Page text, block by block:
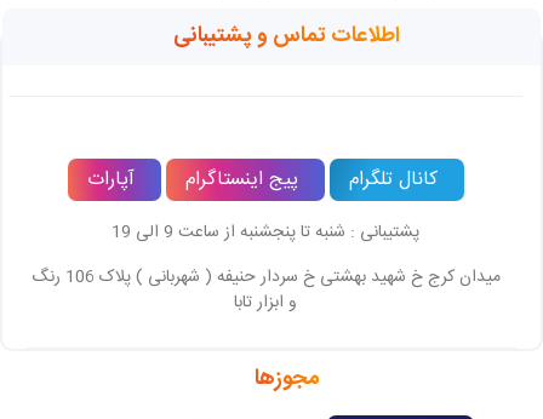
اطلاعات تماس و پشتیبانی
کانال تلگرام پیج اینستاگرام آپارات
پشتیبانی : شنبه تا پنجشنبه از ساعت 9 الی 19
میدان کرج خ شهید بهشتی خ سردار حنیفه ( شهربانی ) پلاک 106 رنگ
و ابزار تابا
مجوزها